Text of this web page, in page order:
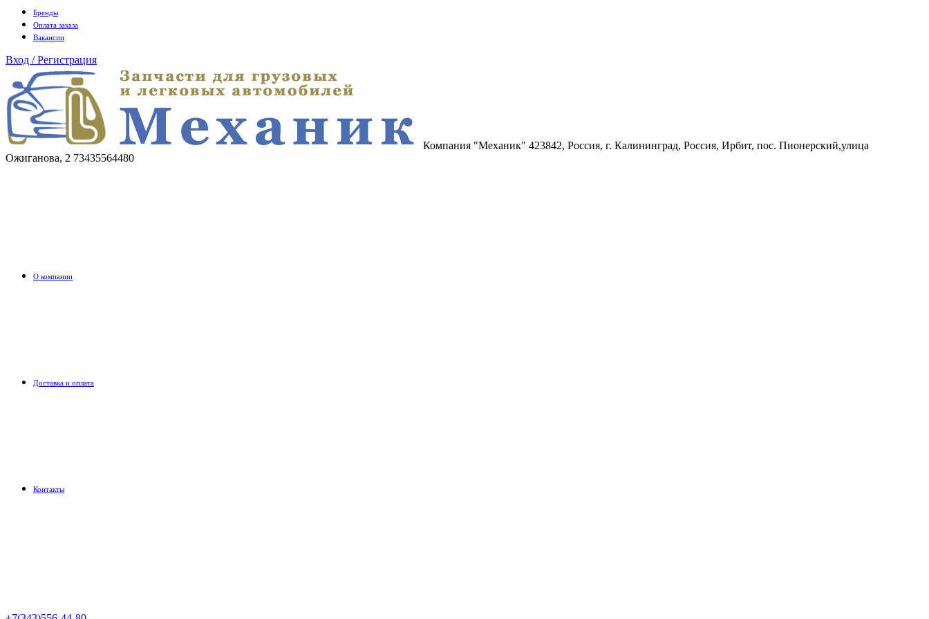
Бренды
Оплата заказа
Вакансии
Вход / Регистрация
Компания "Механик" 423842, Россия, г. Калининград, Россия, Ирбит, пос. Пионерский,улица
Ожиганова, 2 73435564480
О компании
Доставка и оплата
Контакты